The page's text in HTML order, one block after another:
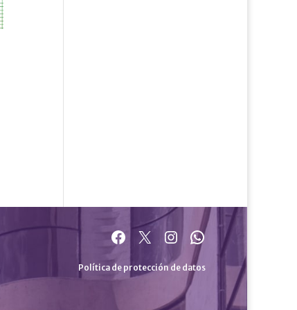
Facebook
X Instagram
WhatsApp
Política de protección de datos